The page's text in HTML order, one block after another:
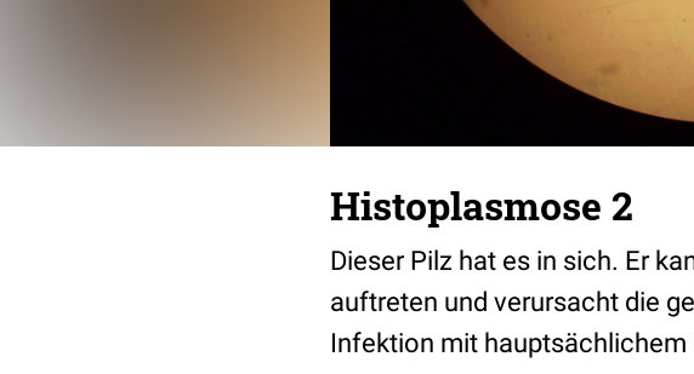
Histoplasmose 2
Dieser Pilz hat es in sich. Er
auftreten und verursacht die
Infektion mit hauptsächlichem